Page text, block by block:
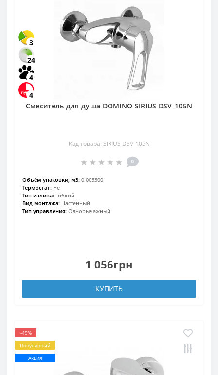
3
24
4
4
Смеситель для душа DOMINO SIRIUS DSV-105N
Код товара: SIRIUS DSV-105N
0
Объём упаковки, м3: 0.005300
Термостат: Нет
Тип излива: Гибкий
Вид монтажа: Настенный
Тип управления: Однорычажный
1 056грн
КУПИТЬ
-49%
Популярный
Акция